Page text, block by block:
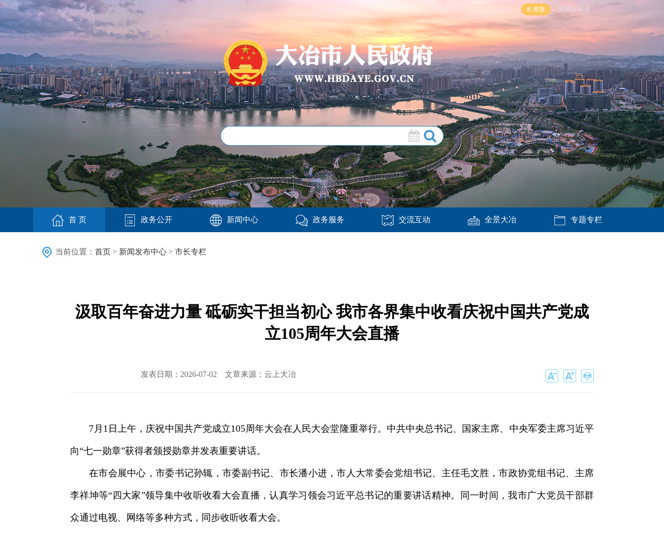
长者版 无障碍阅读
首 页 政务公开 新闻中心 政务服务 交流互动 全景大冶 专题专栏
当前位置： 首页 > 新闻发布中心 > 市长专栏
汲取百年奋进力量 砥砺实干担当初心 我市各界集中收看庆祝中国共产党成
立105周年大会直播
发表日期：2026-07-02 文章来源：云上大冶
7月1日上午，庆祝中国共产党成立105周年大会在人民大会堂隆重举行。中共中央总书记、国家主席、中央军委主席习近平
向“七一勋章”获得者颁授勋章并发表重要讲话。‌‌
在市会展中心，市委书记孙辄，市委副书记、市长潘小进，市人大常委会党组书记、主任毛文胜，市政协党组书记、主席
李祥坤等“四大家”领导集中收听收看大会直播，认真学习领会习近平总书记的重要讲话精神。同一时间，我市广大党员干部群
众通过电视、网络等多种方式，同步收听收看大会。